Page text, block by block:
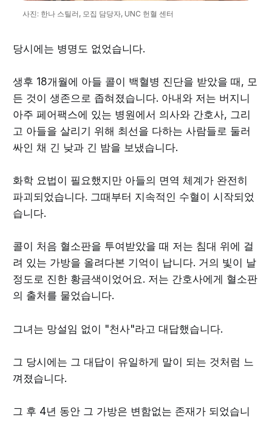
사진: 한나 스틸러, 모집 담당자, UNC 헌혈 센터
당시에는 병명도 없었습니다.
생후 18개월에 아들 콜이 백혈병 진단을 받았을 때, 모
든 것이 생존으로 좁혀졌습니다. 아내와 저는 버지니
아주 페어팩스에 있는 병원에서 의사와 간호사, 그리
고 아들을 살리기 위해 최선을 다하는 사람들로 둘러
싸인 채 긴 낮과 긴 밤을 보냈습니다.
화학 요법이 필요했지만 아들의 면역 체계가 완전히
파괴되었습니다. 그때부터 지속적인 수혈이 시작되었
습니다.
콜이 처음 혈소판을 투여받았을 때 저는 침대 위에 걸
려 있는 가방을 올려다본 기억이 납니다. 거의 빛이 날
정도로 진한 황금색이었어요. 저는 간호사에게 혈소판
의 출처를 물었습니다.
그녀는 망설임 없이 "천사"라고 대답했습니다.
그 당시에는 그 대답이 유일하게 말이 되는 것처럼 느
껴졌습니다.
그 후 4년 동안 그 가방은 변함없는 존재가 되었습니